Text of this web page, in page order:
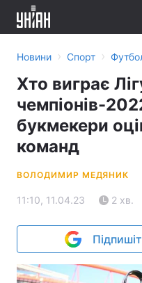
Новини › Спорт ›
Хто виграє
чемпіонів-
букмекери
команд
ВОЛОДИМИР МЕДЯНИК
11:10, 11.04.23 2 хв.